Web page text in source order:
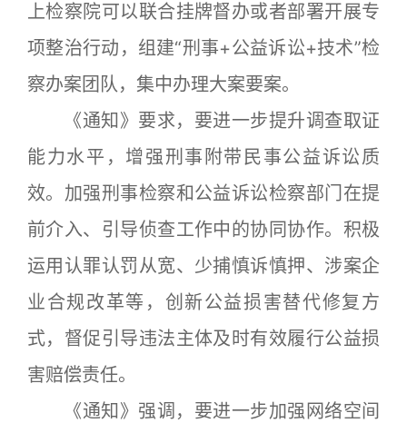
上检察院可以联合挂牌督办或者部署开展专
项整治行动，组建“刑事+公益诉讼+技术”检
察办案团队，集中办理大案要案。
《通知》要求，要进一步提升调查取证
能力水平，增强刑事附带民事公益诉讼质
效。加强刑事检察和公益诉讼检察部门在提
前介入、引导侦查工作中的协同协作。积极
运用认罪认罚从宽、少捕慎诉慎押、涉案企
业合规改革等，创新公益损害替代修复方
式，督促引导违法主体及时有效履行公益损
害赔偿责任。
《通知》强调，要进一步加强网络空间